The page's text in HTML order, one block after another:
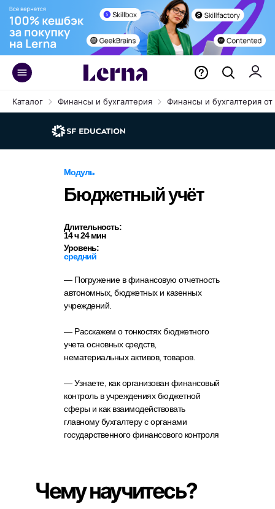
Каталог Финансы и бухгалтерия Финансы и бухгалтерия
Бюджетный учёт
— Погружение в финансовую отчетность
автономных, бюджетных и казенных
учреждений.
— Расскажем о тонкостях бюджетного
учета основных средств,
нематериальных активов, товаров.
— Узнаете, как организован финансовый
контроль в учреждениях бюджетной
сферы и как взаимодействовать
главному бухгалтеру с органами
государственного финансового контроля
Модуль
Длительность:
Уровень:
14 ч 24 мин
средний
Узнаете об учреждениях
бюджетной сферы: автономных,
бюджетных и казенных
Чему научитесь?